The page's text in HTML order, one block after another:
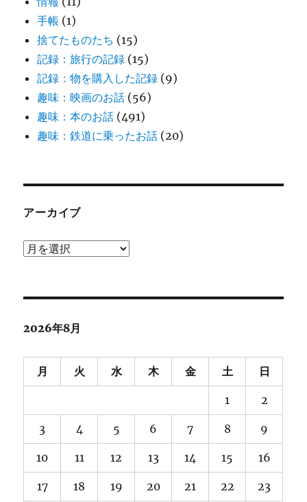
手帳 (1)
捨てたものたち (15)
記録：旅行の記録 (15)
記録：物を購入した記録 (9)
趣味：映画のお話 (56)
趣味：本のお話 (491)
趣味：鉄道に乗ったお話 (20)
アーカイブ
ア
ブ
2026年8月
月 火 水 木 金 土 日
1 2
3 4 5 6 7 8 9
10 11 12 13 14 15 16
17 18 19 20 21 22 23